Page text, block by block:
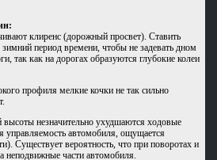
клиренс (дорожный просвет). Ставить
период времени, чтобы не задевать дном
так как на дорогах образуются глубокие колеи
профиля мелкие кочки не так сильно
незначительно ухудшаются ходовые
управляемость автомобиля, ощущается
Существует вероятность, что при поворотах и
неподвижные части автомобиля.